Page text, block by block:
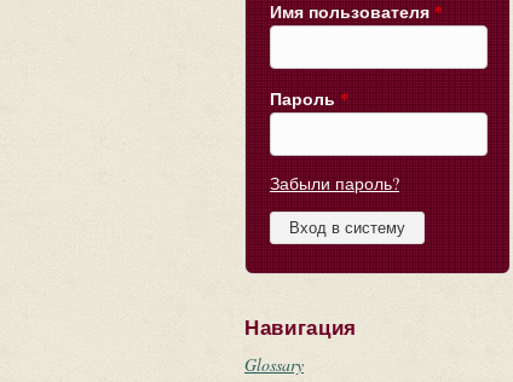
Имя пользователя *
Пароль *
Забыли пароль?
Навигация
Glossary